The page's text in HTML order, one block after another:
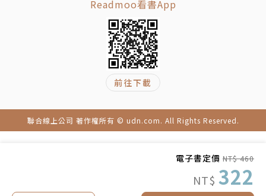
電子書定價 NT$ 460
NT$ 322
中，我與麥加莉醫師竟有如此多相似之處。」—劉博
仁，科博特診所院長、台灣基因營養功能醫學會理事長
「我最喜歡書中堤壩的譬喻。當你覺得卡住了，只要找
到繞過堤壩的細流，把注意力和能量集中在那裡，當時
候到了，水流自然會從堤壩兩側湧出；當你擺脫觀念的
束縛、推開視野的邊界，就能與生命重新連結。」—劉
秀枝，暢銷書《終究一個人，何不先學快樂的獨老》作
「人生所有的遇見和經歷都是該發生的，這些都是專屬
31 能量是一種投資
32 該把能量投入在哪裡？
35 轉移你關注的焦點
練習：6步驟擁抱美好人生
結語 現在正是時候
謝詞
Readmoo看書App
前往下載
聯合線上公司 著作權所有 © udn.com. All Rights Reserved.